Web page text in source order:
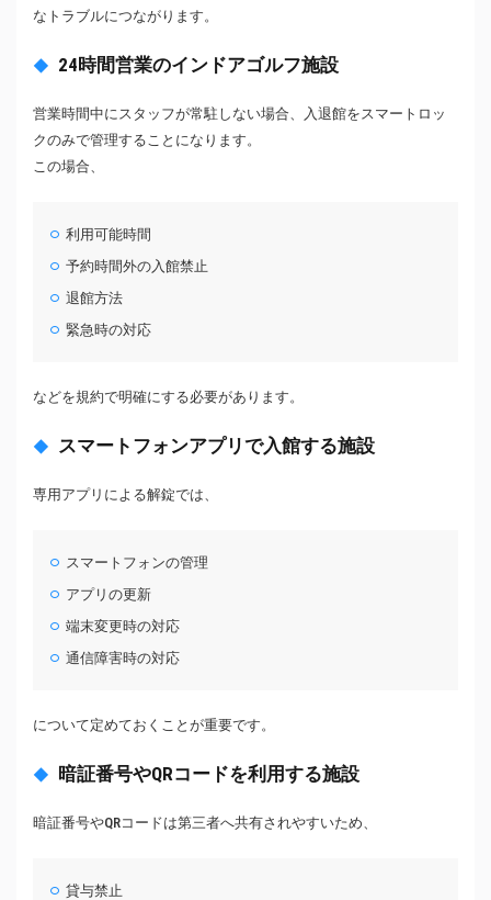
なトラブルにつながります。
24時間営業のインドアゴルフ施設
営業時間中にスタッフが常駐しない場合、入退館をスマートロッ
クのみで管理することになります。
この場合、
利用可能時間
予約時間外の入館禁止
退館方法
緊急時の対応
などを規約で明確にする必要があります。
スマートフォンアプリで入館する施設
専用アプリによる解錠では、
スマートフォンの管理
アプリの更新
端末変更時の対応
通信障害時の対応
について定めておくことが重要です。
暗証番号やQRコードを利用する施設
暗証番号やQRコードは第三者へ共有されやすいため、
貸与禁止